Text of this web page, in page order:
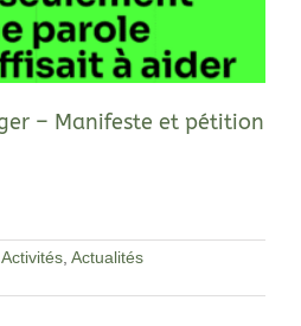
– Manifeste et pétition
Activités, Actualités